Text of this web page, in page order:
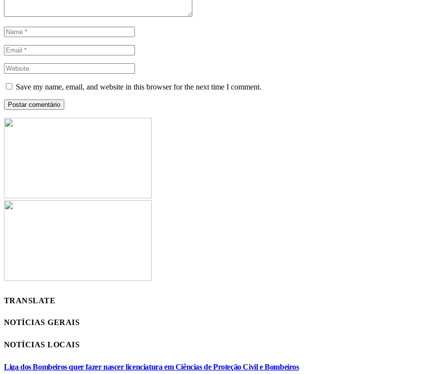
Save my name, email, and website in this browser for the next time I comment.
TRANSLATE
NOTÍCIAS GERAIS
NOTÍCIAS LOCAIS
Liga dos Bombeiros quer fazer nascer licenciatura em Ciências de Proteção Civil e Bombeiros